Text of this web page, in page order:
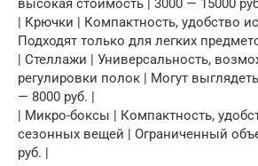
высокая стоимость | 3000 — 15000
| Крючки | Компактность, удобство
Подходят только для легких
| Стеллажи | Универсальность,
регулировки полок | Могут
— 8000 руб. |
| Микро-боксы | Компактность,
сезонных вещей | Ограниченный
руб. |